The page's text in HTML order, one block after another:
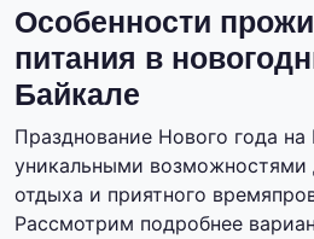
Особенности
питания в
Байкале
Празднование Нового года на
уникальными возможностями
отдыха и приятного
Рассмотрим подробнее